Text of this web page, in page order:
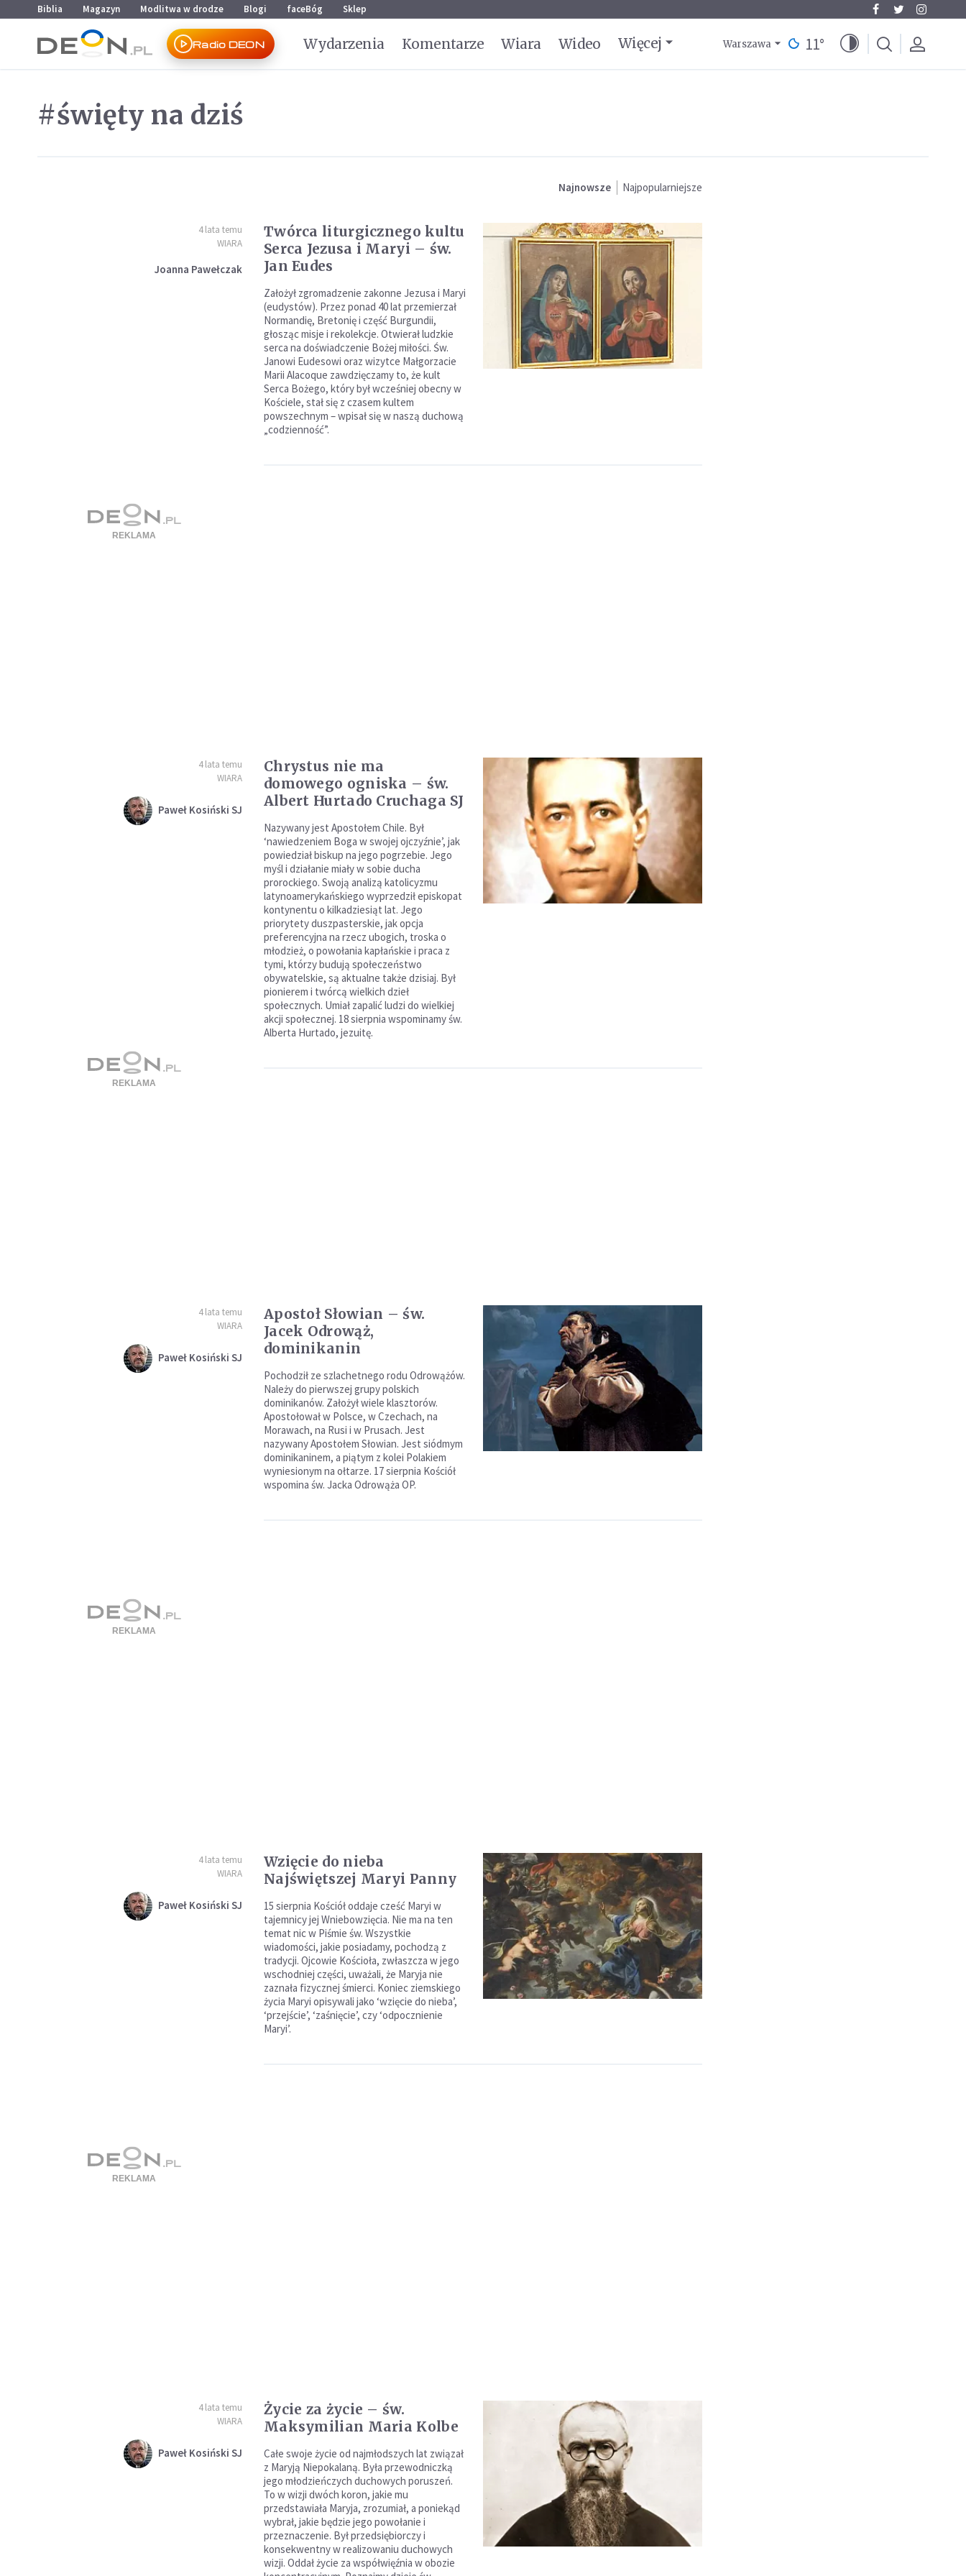
Przejdź do menu głównego
Przejdź do treści
Biblia Magazyn Modlitwa w drodze Blogi faceBóg Sklep
Radio DEON Wydarzenia Komentarze Wiara Wideo Więcej Warszawa 11°
#święty na dziś
Najnowsze Najpopularniejsze
4 lata temu
WIARA
Joanna Pawełczak
Twórca liturgicznego kultu
Serca Jezusa i Maryi – św.
Jan Eudes
Założył zgromadzenie zakonne Jezusa i Maryi
(eudystów). Przez ponad 40 lat przemierzał
Normandię, Bretonię i część Burgundii,
głosząc misje i rekolekcje. Otwierał ludzkie
serca na doświadczenie Bożej miłości. Św.
Janowi Eudesowi oraz wizytce Małgorzacie
Marii Alacoque zawdzięczamy to, że kult
Serca Bożego, który był wcześniej obecny w
Kościele, stał się z czasem kultem
powszechnym – wpisał się w naszą duchową
„codzienność”.
4 lata temu
WIARA
Paweł Kosiński SJ
Chrystus nie ma
domowego ogniska – św.
Albert Hurtado Cruchaga SJ
Nazywany jest Apostołem Chile. Był
‘nawiedzeniem Boga w swojej ojczyźnie’, jak
powiedział biskup na jego pogrzebie. Jego
myśl i działanie miały w sobie ducha
prorockiego. Swoją analizą katolicyzmu
latynoamerykańskiego wyprzedził episkopat
kontynentu o kilkadziesiąt lat. Jego
priorytety duszpasterskie, jak opcja
preferencyjna na rzecz ubogich, troska o
młodzież, o powołania kapłańskie i praca z
tymi, którzy budują społeczeństwo
obywatelskie, są aktualne także dzisiaj. Był
pionierem i twórcą wielkich dzieł
społecznych. Umiał zapalić ludzi do wielkiej
akcji społecznej. 18 sierpnia wspominamy św.
Alberta Hurtado, jezuitę.
4 lata temu
WIARA
Paweł Kosiński SJ
Apostoł Słowian – św.
Jacek Odrowąż,
dominikanin
Pochodził ze szlachetnego rodu Odrowążów.
Należy do pierwszej grupy polskich
dominikanów. Założył wiele klasztorów.
Apostołował w Polsce, w Czechach, na
Morawach, na Rusi i w Prusach. Jest
nazywany Apostołem Słowian. Jest siódmym
dominikaninem, a piątym z kolei Polakiem
wyniesionym na ołtarze. 17 sierpnia Kościół
wspomina św. Jacka Odrowąża OP.
4 lata temu
WIARA
Paweł Kosiński SJ
Wzięcie do nieba
Najświętszej Maryi Panny
15 sierpnia Kościół oddaje cześć Maryi w
tajemnicy jej Wniebowzięcia. Nie ma na ten
temat nic w Piśmie św. Wszystkie
wiadomości, jakie posiadamy, pochodzą z
tradycji. Ojcowie Kościoła, zwłaszcza w jego
wschodniej części, uważali, że Maryja nie
zaznała fizycznej śmierci. Koniec ziemskiego
życia Maryi opisywali jako ‘wzięcie do nieba’,
‘przejście’, ‘zaśnięcie’, czy ‘odpocznienie
Maryi’.
4 lata temu
WIARA
Paweł Kosiński SJ
Życie za życie – św.
Maksymilian Maria Kolbe
Całe swoje życie od najmłodszych lat związał
z Maryją Niepokalaną. Była przewodniczką
jego młodzieńczych duchowych poruszeń.
To w wizji dwóch koron, jakie mu
przedstawiała Maryja, zrozumiał, a poniekąd
wybrał, jakie będzie jego powołanie i
przeznaczenie. Był przedsiębiorczy i
konsekwentny w realizowaniu duchowych
wizji. Oddał życie za współwięźnia w obozie